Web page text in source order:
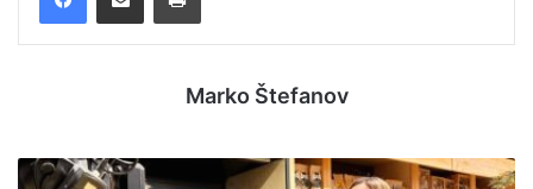
Marko Štefanov